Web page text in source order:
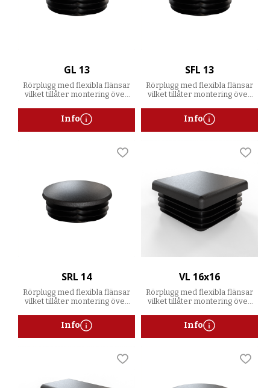
GL 13
Rörplugg med flexibla flänsar
vilket tillåter montering över
Info
SFL 13
Rörplugg med flexibla flänsar
vilket tillåter montering över
Info
SRL 14
Rörplugg med flexibla flänsar
vilket tillåter montering över
Lägg till i favoriter
Info
VL 16x16
Rörplugg med flexibla flänsar
vilket tillåter montering över
Info
Lägg till i favoriter